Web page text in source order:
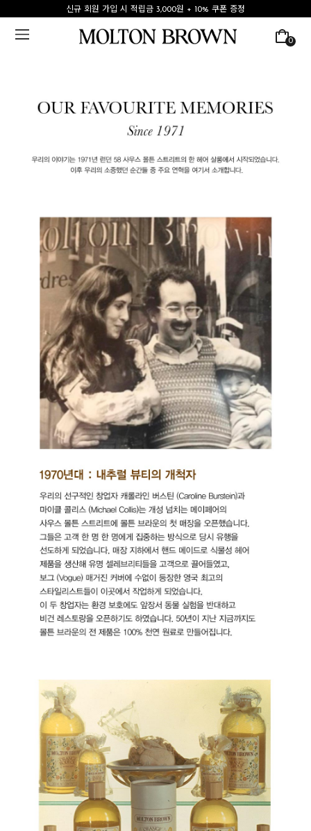
신규 회원 가입 시 적립금 3,000원 + 10% 쿠폰 증정
0